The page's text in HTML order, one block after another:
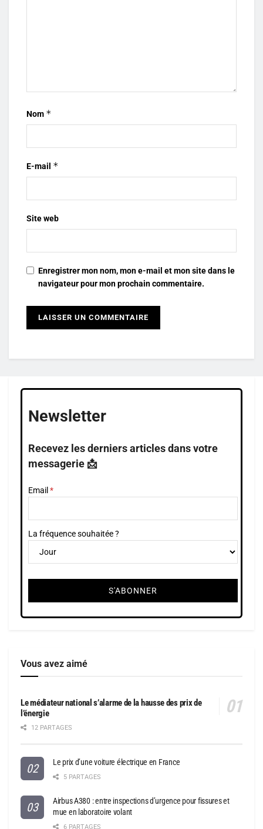
Nom *
E-mail *
Site web
Enregistrer mon nom, mon e-mail et mon site dans le
navigateur pour mon prochain commentaire.
Newsletter
Recevez les derniers articles dans votre
messagerie 📩
Email
La fréquence souhaitée ?
Vous avez aimé
Le médiateur national s’alarme de la hausse des prix de
l’énergie
12 PARTAGES
Le prix d’une voiture électrique en France
5 PARTAGES
Airbus A380 : entre inspections d’urgence pour fissures et
mue en laboratoire volant
6 PARTAGES